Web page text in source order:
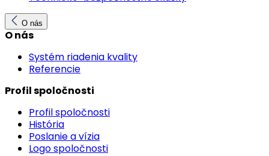
O nás
O nás
Systém riadenia kvality
Referencie
Profil spoločnosti
Profil spoločnosti
História
Poslanie a vízia
Logo spoločnosti